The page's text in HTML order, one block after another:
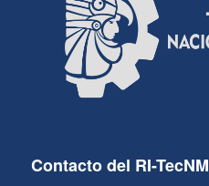
Contacto del RI-TecNM